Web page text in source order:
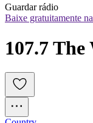
Guardar rádio
Baixe gratuitamente
107.7 The